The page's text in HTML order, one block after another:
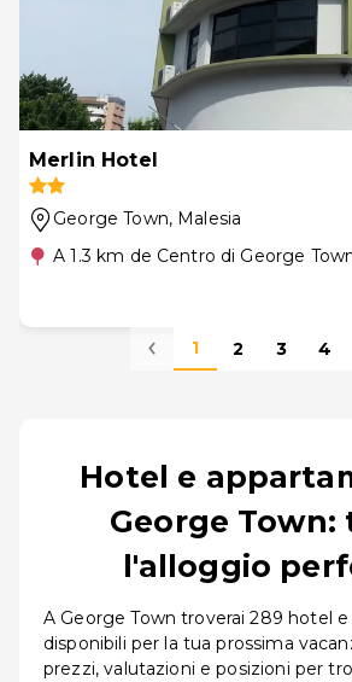
Merlin Hotel
George Town, Malesia
A 1.3 km de Centro di George
1 2 3 4
Hotel e
George Town:
l'alloggio
A George Town troverai 289 hotel
disponibili per la tua prossima
prezzi, valutazioni e posizioni per